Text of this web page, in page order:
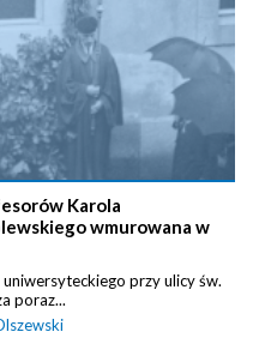
Karola
wmurowana w
przy ulicy św.
poraz...